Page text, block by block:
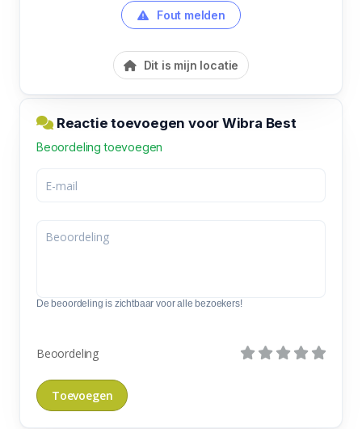
Fout melden
Dit is mijn locatie
Reactie toevoegen voor Wibra Best
Beoordeling toevoegen
De beoordeling is zichtbaar voor alle bezoekers!
Beoordeling